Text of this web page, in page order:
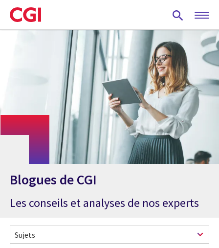
Skip
to
main
Blogues de CGI
Les conseils et analyses de nos experts